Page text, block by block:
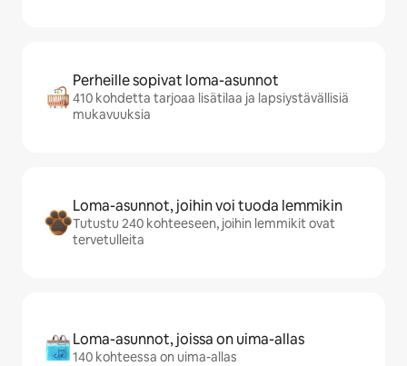
Perheille sopivat loma-asunnot
410 kohdetta tarjoaa lisätilaa ja lapsiystävällisiä
mukavuuksia
Loma-asunnot, joihin voi tuoda lemmikin
Tutustu 240 kohteeseen, joihin lemmikit ovat
tervetulleita
Loma-asunnot, joissa on uima-allas
140 kohteessa on uima-allas